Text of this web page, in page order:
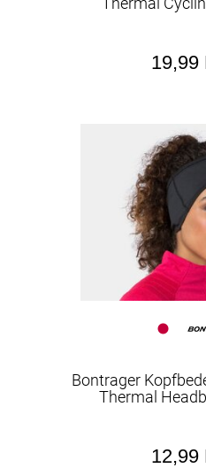
19,99
Bontrager
Thermal
12,99